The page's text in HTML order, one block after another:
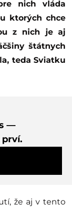
nich vláda
ktorých chce
z nich je aj
štátnych
teda Sviatku
—
že aj v tento